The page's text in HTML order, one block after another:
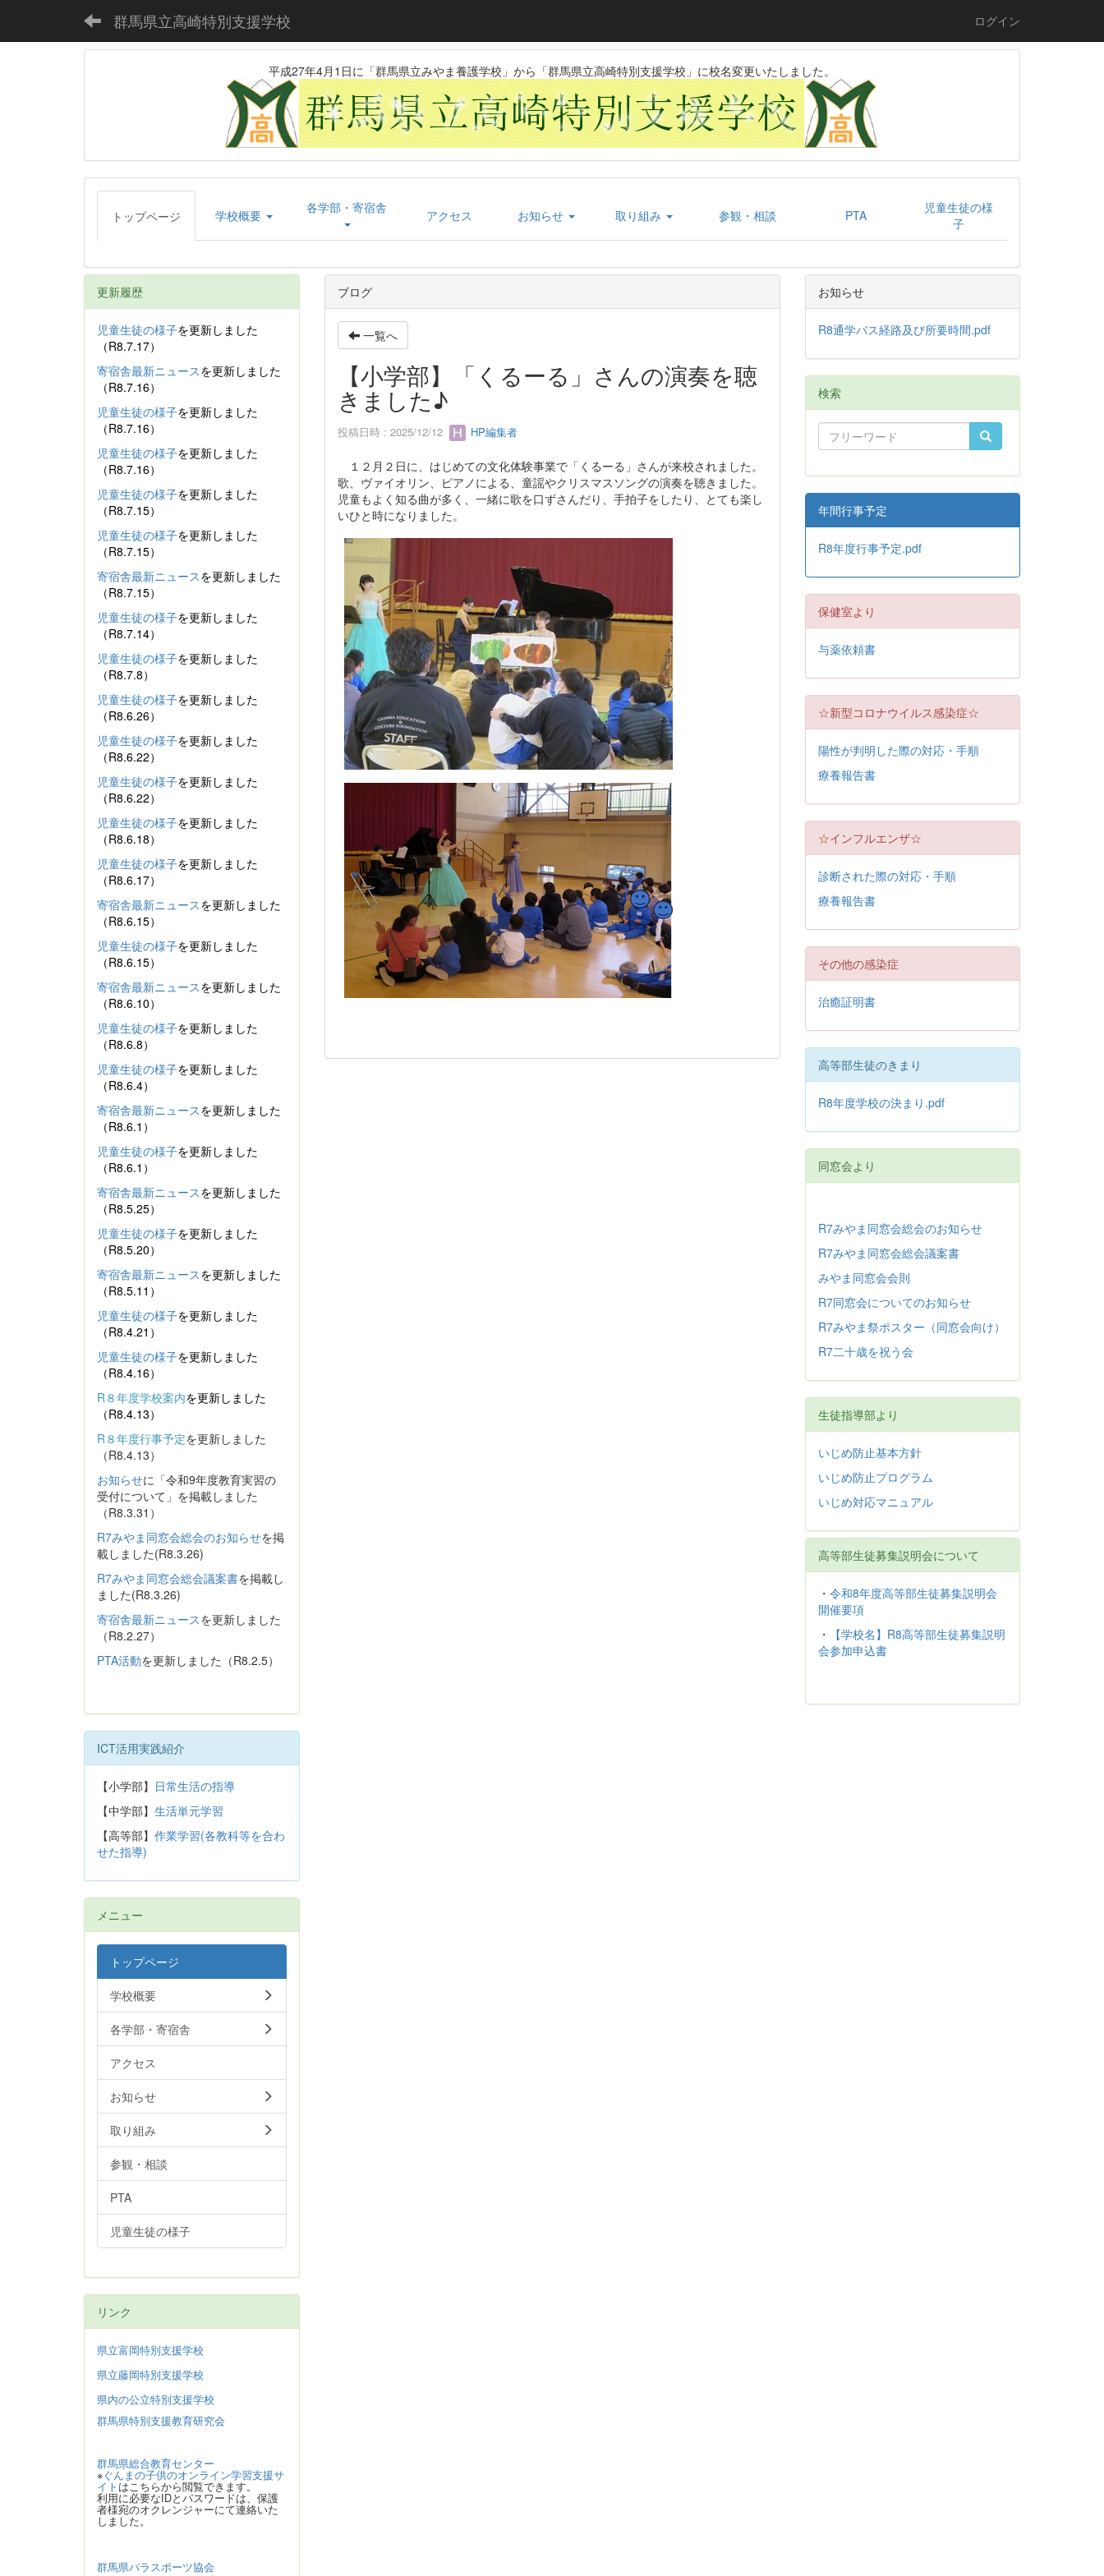
群馬県立高崎特別支援学校 ログイン
平成27年4月1日に「群馬県立みやま養護学校」から「群馬県立高崎特別支援学校」に校名変更いたしました。
トップページ 学校概要 各学部・寄宿舎 アクセス お知らせ 取り組み 参観・相談 PTA
児童生徒の様
子
ブログ
一覧へ
【小学部】「くるーる」さんの演奏を聴
きました♪
投稿日時 : 2025/12/12 HP編集者
１２月２日に、はじめての文化体験事業で「くるーる」さんが来校されました。
歌、ヴァイオリン、ピアノによる、童謡やクリスマスソングの演奏を聴きました。
児童もよく知る曲が多く、一緒に歌を口ずさんだり、手拍子をしたり、とても楽し
いひと時になりました。
更新履歴
児童生徒の様子を更新しました
（R8.7.17）
寄宿舎最新ニュースを更新しました
（R8.7.16）
児童生徒の様子を更新しました
（R8.7.16）
児童生徒の様子を更新しました
（R8.7.16）
児童生徒の様子を更新しました
（R8.7.15）
児童生徒の様子を更新しました
（R8.7.15）
寄宿舎最新ニュースを更新しました
（R8.7.15）
児童生徒の様子を更新しました
（R8.7.14）
児童生徒の様子を更新しました
（R8.7.8）
児童生徒の様子を更新しました
（R8.6.26）
児童生徒の様子を更新しました
（R8.6.22）
児童生徒の様子を更新しました
（R8.6.22）
児童生徒の様子を更新しました
（R8.6.18）
児童生徒の様子を更新しました
（R8.6.17）
寄宿舎最新ニュースを更新しました
（R8.6.15）
児童生徒の様子を更新しました
（R8.6.15）
寄宿舎最新ニュースを更新しました
（R8.6.10）
児童生徒の様子を更新しました
（R8.6.8）
児童生徒の様子を更新しました
（R8.6.4）
寄宿舎最新ニュースを更新しました
（R8.6.1）
児童生徒の様子を更新しました
（R8.6.1）
寄宿舎最新ニュースを更新しました
（R8.5.25）
児童生徒の様子を更新しました
（R8.5.20）
寄宿舎最新ニュースを更新しました
（R8.5.11）
児童生徒の様子を更新しました
（R8.4.21）
児童生徒の様子を更新しました
（R8.4.16）
R８年度学校案内を更新しました
（R8.4.13）
R８年度行事予定を更新しました
（R8.4.13）
お知らせに「令和9年度教育実習の
受付について」を掲載しました
（R8.3.31）
R7みやま同窓会総会のお知らせを掲
載しました(R8.3.26)
R7みやま同窓会総会議案書を掲載し
ました(R8.3.26)
寄宿舎最新ニュースを更新しました
（R8.2.27）
PTA活動を更新しました（R8.2.5）
ICT活用実践紹介
【小学部】 日常生活の指導
【中学部】 生活単元学習
【高等部】 作業学習(各教科等を合わ
せた指導)
メニュー
トップページ
学校概要
各学部・寄宿舎
アクセス
お知らせ
取り組み
参観・相談
PTA
児童生徒の様子
リンク
県立富岡特別支援学校
県立藤岡特別支援学校
県内の公立特別支援学校
群馬県特別支援教育研究会
群馬県総合教育センター
※ぐんまの子供のオンライン学習支援サ
イト はこちらから閲覧できます。
利用に必要なIDとパスワードは、保護
者様宛のオクレンジャーにて連絡いた
しました。
群馬県パラスポーツ協会
お知らせ
R8通学バス経路及び所要時間.pdf
検索
年間行事予定
R8年度行事予定.pdf
保健室より
与薬依頼書
☆新型コロナウイルス感染症☆
陽性が判明した際の対応・手順
療養報告書
☆インフルエンザ☆
診断された際の対応・手順
療養報告書
その他の感染症
治癒証明書
高等部生徒のきまり
R8年度学校の決まり.pdf
同窓会より
R7みやま同窓会総会のお知らせ
R7みやま同窓会総会議案書
みやま同窓会会則
R7同窓会についてのお知らせ
R7みやま祭ポスター（同窓会向け）
R7二十歳を祝う会
生徒指導部より
いじめ防止基本方針
いじめ防止プログラム
いじめ対応マニュアル
高等部生徒募集説明会について
・ 令和8年度高等部生徒募集説明会
開催要項
・
【学校名】R8高等部生徒募集説明
会参加申込書